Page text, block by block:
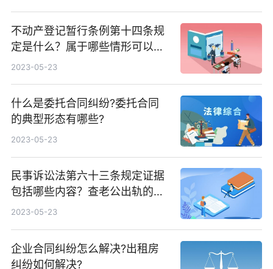
不动产登记暂行条例第十四条规
定是什么？属于哪些情形可以由
当事人单方申请？
2023-05-23
什么是委托合同纠纷?委托合同
的典型形态有哪些?
2023-05-23
民事诉讼法第六十三条规定证据
包括哪些内容？查老公出轨的方
法有哪些？
2023-05-23
企业合同纠纷怎么解决?出租房
纠纷如何解决?